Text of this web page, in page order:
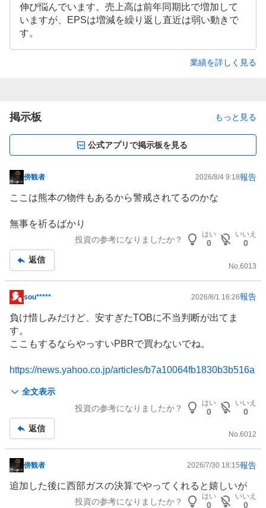
伸び悩んでいます。売上高は前年同期比で増加して
いますが、EPSは増減を繰り返し直近は弱い動きで
す。
業績を詳しく見る
掲示板 もっと見る
公式アプリで掲示板を見る
掲
示
記
傍観者 2026/8/4 9:18報告
ここは熊本の物件もあるから警戒されてるのかな
無事を祈るばかり
投資の参考になりましたか？
はい
0
いいえ
0
返信
No. 6013
掲
示
板
記
sou***** 2026/8/1 16:26報告
全文表示
負け惜しみだけど、安すぎたTOBに不当判断が出てま
す。
ここもするならやっすいPBRで買わないでね。
https://news.yahoo.co.jp/articles/b7a10064fb1830b3b516a
投資の参考になりましたか？
はい
0
いいえ
0
返信
No.6012
掲
示
傍観者 2026/7/30 18:15報告
追加した後に西部ガスの決算でやってくれると嬉しいが
投資の参考になりましたか？
はい
0
いいえ
0